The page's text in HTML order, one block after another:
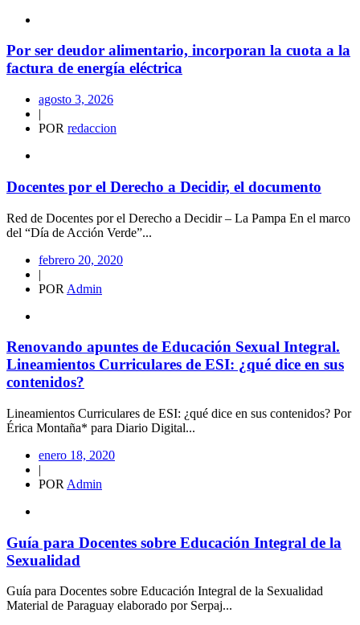
Por ser deudor alimentario, incorporan la cuota a la
factura de energía eléctrica
agosto 3, 2026
|
POR redaccion
Docentes por el Derecho a Decidir, el documento
Red de Docentes por el Derecho a Decidir – La Pampa En el marco
del “Día de Acción Verde”...
febrero 20, 2020
|
POR Admin
Renovando apuntes de Educación Sexual Integral.
Lineamientos Curriculares de ESI: ¿qué dice en sus
contenidos?
Lineamientos Curriculares de ESI: ¿qué dice en sus contenidos? Por
Érica Montaña* para Diario Digital...
enero 18, 2020
|
POR Admin
Guía para Docentes sobre Educación Integral de la
Sexualidad
Guía para Docentes sobre Educación Integral de la Sexualidad
Material de Paraguay elaborado por Serpaj...